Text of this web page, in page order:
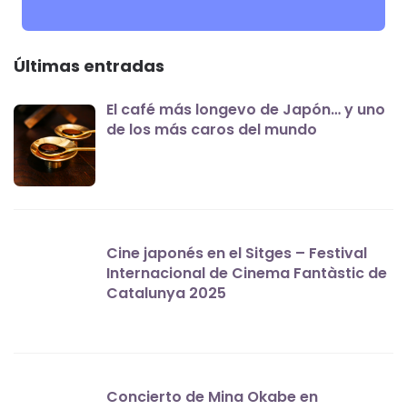
Últimas entradas
El café más longevo de Japón… y uno
de los más caros del mundo
Cine japonés en el Sitges – Festival
Internacional de Cinema Fantàstic de
Catalunya 2025
Concierto de Mina Okabe en